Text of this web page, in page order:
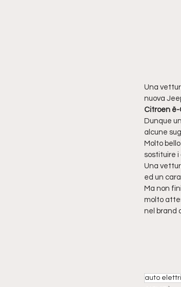
Una
nuova
Citroen ë-
Dunque
alcune
Molto
sostituire i
Una
ed un
Ma non
molto
nel brand
auto